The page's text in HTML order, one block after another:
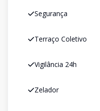
Segurança
Terraço Coletivo
Vigilância 24h
Zelador